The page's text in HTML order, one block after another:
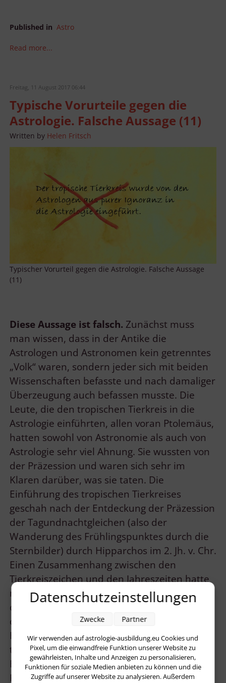
Published in Astro
Read more...
Freitag, 11 August 2017 06:44
Typische Vorurteile gegen die
Astrologie. Falsche Aussage (11)
Written by Helen Fritsch
Typischer Vorurteil gegen die Astrologie. Falsche Aussage
(11)
Diese Aussage ist falsch. Zunächst muss
man wissen, dass in der Antike die
Astrologen und Astronomen kein getrenntes
„Volk“ waren, sondern jeder sich mit beiden
Wissenschaften befasste und nach damaliger
Überzeugung auch befassen musste. Die
Leute, die den tropischen Tierkreis in die
Astrologie einführten, allen voran Ptolemäus,
hatten sowohl von Astronomie als auch von
Astrologie sehr viel Ahnung. Sie wussten von
der Präzession und waren sich sehr im
Klaren darüber, was sie taten. Die
Einführung des tropischen Tierkreises
geschah nach der Entdeckung der Präzession
der Tagundnachtgleichen (also der
Wanderung des Frühlingspunktes durch die
Sternbilder) durch Hipparchos im 2. Jh. v. Chr.
Einen Zusammenhang zwischen den
Tierkreiszeichen und den Jahreszeiten hatte
man indes schon zuvor angenommen. Im
damaligen geozentrischen Weltbild waren
die Jahreszeiten (bzw. der durch
Himmelsäquator und Ekliptik definierte
tropische Tierkreis) als absolutes
Bezugssystem völlig vernünftig. Nicht der
Frühlingspunkt bewegte sich aus damaliger
Datenschutzeinstellungen
Wir verwenden auf astrologie-ausbildung.eu Cookies und
Pixel, um die einwandfreie Funktion unserer Website zu
gewährleisten, Inhalte und Anzeigen zu personalisieren,
Funktionen für soziale Medien anbieten zu können und die
Zugriffe auf unserer Website zu analysieren. Außerdem
Zwecke Partner